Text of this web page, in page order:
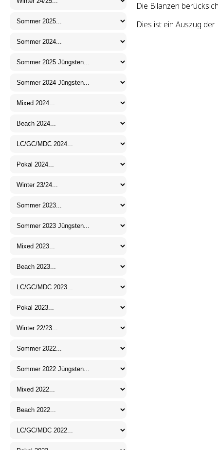
Die Bilanzen
Dies ist ein Auszug